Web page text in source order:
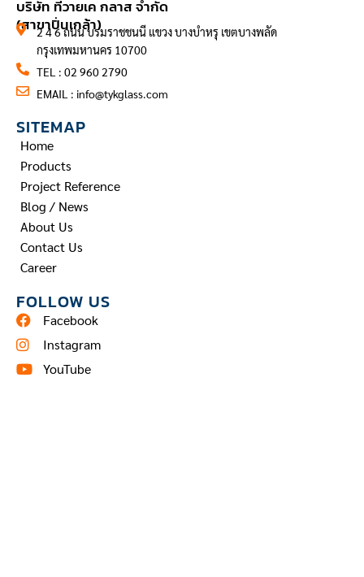
บริษัท ทีวายเค กลาส จำกัด
(สาขาปิ่นเกล้า)
2 4 6 ถนน บรมราชชนนี แขวง บางบำหรุ เขตบางพลัด
กรุงเทพมหานคร 10700
TEL : 02 960 2790
EMAIL : info@tykglass.com
SITEMAP
Home
Products
Project Reference
Blog / News
About Us
Contact Us
Career
FOLLOW US
Facebook
Instagram
YouTube